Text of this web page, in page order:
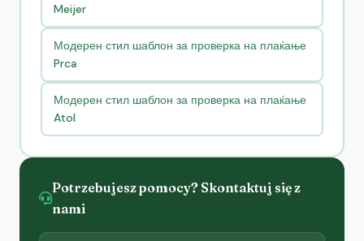
Meijer
Модерен стил шаблон за проверка на плаќање
Prca
Модерен стил шаблон за проверка на плаќање
Atol
Potrzebujesz pomocy? Skontaktuj się z
nami